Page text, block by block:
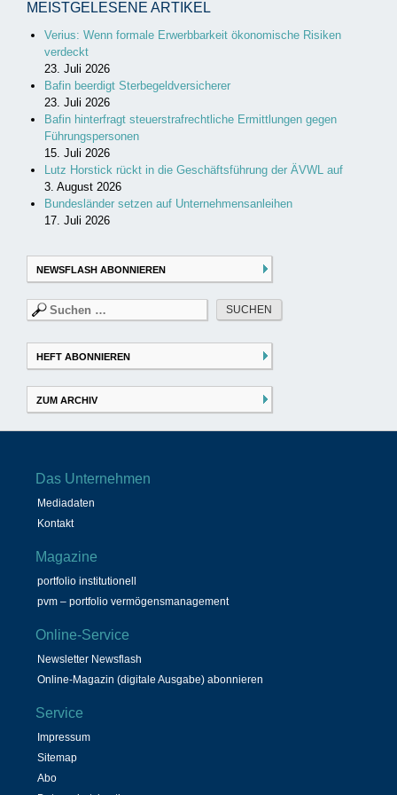
MEISTGELESENE ARTIKEL
Verius: Wenn formale Erwerbbarkeit ökonomische Risiken
verdeckt
23. Juli 2026
Bafin beerdigt Sterbegeldversicherer
23. Juli 2026
Bafin hinterfragt steuerstrafrechtliche Ermittlungen gegen
Führungspersonen
15. Juli 2026
Lutz Horstick rückt in die Geschäftsführung der ÄVWL auf
3. August 2026
Bundesländer setzen auf Unternehmensanleihen
17. Juli 2026
NEWSFLASH ABONNIEREN
Suchen
nach:
HEFT ABONNIEREN
ZUM ARCHIV
Das Unternehmen
Mediadaten
Kontakt
Magazine
portfolio institutionell
pvm – portfolio vermögensmanagement
Online-Service
Newsletter Newsflash
Online-Magazin (digitale Ausgabe) abonnieren
Service
Impressum
Sitemap
Abo